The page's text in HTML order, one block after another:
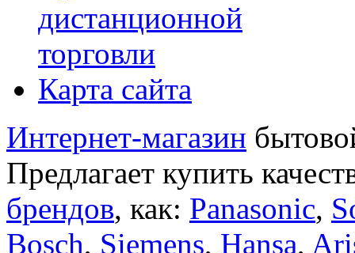
дистанционной
торговли
Карта сайта
Интернет-магазин
Предлагает купить
брендов, как: Panasonic,
Bosch, Siemens, Hansa,